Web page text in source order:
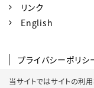
当サイトではサイトの
リンク
English
プライバシーポリシ
ソーシャルメディア